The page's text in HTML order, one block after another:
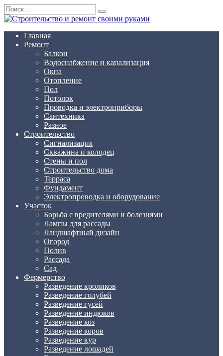
Перейти
к
содержанию
Search
for:
Главная
Ремонт
Балкон
Водоснабжение и канализация
Окна
Отопление
Пол
Потолок
Проводка и электроприборы
Сантехника
Разное
Строительство
Сигнализация
Скважина и колодец
Стены и пол
Строительство дома
Терраса
Фундамент
Электропроводка и оборудование
Участок
Борьба с вредителями и болезнями
Лампы для рассады
Ландшафтный дизайн
Огород
Полив
Рассада
Сад
Фермерство
Разведение кроликов
Разведение голубей
Разведение гусей
Разведение индюков
Разведение коз
Разведение коров
Разведение кур
Разведение лошадей